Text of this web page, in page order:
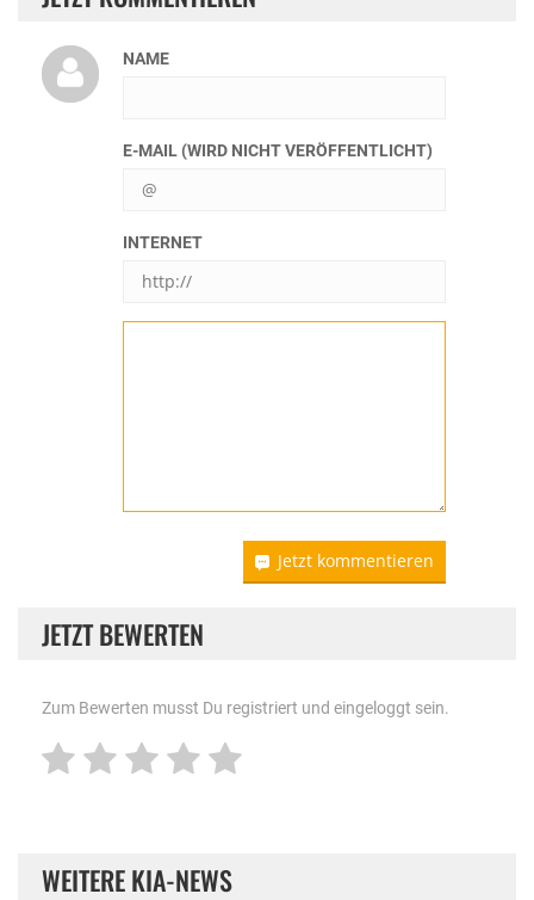
NAME
E-MAIL (WIRD NICHT VERÖFFENTLICHT)
INTERNET
Jetzt kommentieren
JETZT BEWERTEN
Zum Bewerten musst Du registriert und eingeloggt sein.
WEITERE KIA-NEWS